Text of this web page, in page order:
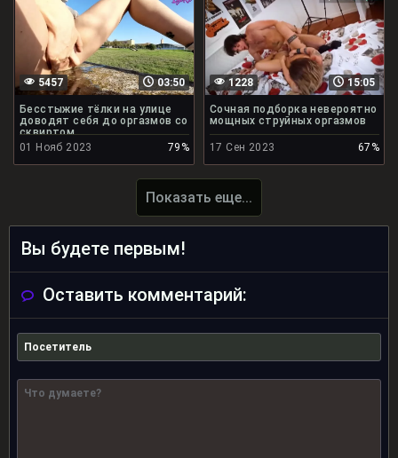
03:50
5457
Бесстыжие тёлки на улице
доводят себя до оргазмов со
сквиртом
01 Нояб 2023
79%
15:05
1228
Сочная подборка невероятно
мощных струйных оргазмов
17 Сен 2023 67%
Показать еще...
Вы будете первым!
Оставить комментарий: